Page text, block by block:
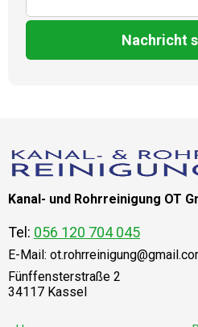
Nachricht
Kanal- und Rohrreinigung OT
Tel: 056 120 704 045
E-Mail:
Fünffensterstraße 2
34117 Kassel